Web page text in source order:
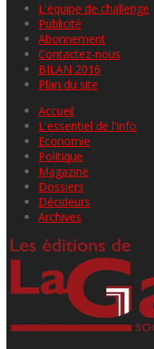
L'équipe de challenge
Publicité
Abonnement
Contactez-nous
BILAN 2016
Plan du site
Accueil
L'essentiel de l'info
Economie
Politique
Magazine
Dossiers
Décideurs
Archives